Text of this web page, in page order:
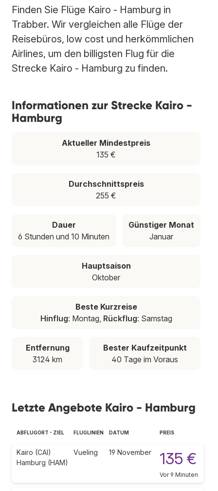
Finden Sie Flüge Kairo - Hamburg in
Trabber. Wir vergleichen alle Flüge der
Reisebüros, low cost und herkömmlichen
Airlines, um den billigsten Flug für die
Strecke Kairo - Hamburg zu finden.
Informationen zur Strecke Kairo -
Hamburg
Aktueller Mindestpreis
135 €
Durchschnittspreis
255 €
Dauer
6 Stunden und 10 Minuten
Günstiger Monat
Januar
Hauptsaison
Oktober
Beste Kurzreise
Hinflug: Montag, Rückflug: Samstag
Entfernung
3124 km
Bester Kaufzeitpunkt
40 Tage im Voraus
Letzte Angebote Kairo - Hamburg
ABFLUGORT - ZIEL FLUGLINIEN DATUM PREIS
Kairo (CAI)
Hamburg (HAM)
Vueling 19 November 135 €
Vor 9 Minuten